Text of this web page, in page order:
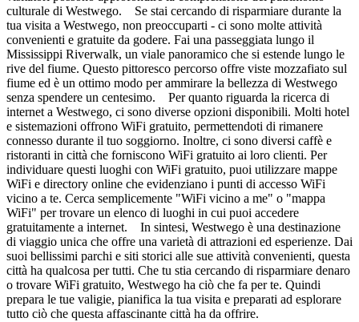
culturale di Westwego. Se stai cercando di risparmiare durante la
tua visita a Westwego, non preoccuparti - ci sono molte attività
convenienti e gratuite da godere. Fai una passeggiata lungo il
Mississippi Riverwalk, un viale panoramico che si estende lungo le
rive del fiume. Questo pittoresco percorso offre viste mozzafiato sul
fiume ed è un ottimo modo per ammirare la bellezza di Westwego
senza spendere un centesimo. Per quanto riguarda la ricerca di
internet a Westwego, ci sono diverse opzioni disponibili. Molti hotel
e sistemazioni offrono WiFi gratuito, permettendoti di rimanere
connesso durante il tuo soggiorno. Inoltre, ci sono diversi caffè e
ristoranti in città che forniscono WiFi gratuito ai loro clienti. Per
individuare questi luoghi con WiFi gratuito, puoi utilizzare mappe
WiFi e directory online che evidenziano i punti di accesso WiFi
vicino a te. Cerca semplicemente "WiFi vicino a me" o "mappa
WiFi" per trovare un elenco di luoghi in cui puoi accedere
gratuitamente a internet. In sintesi, Westwego è una destinazione
di viaggio unica che offre una varietà di attrazioni ed esperienze. Dai
suoi bellissimi parchi e siti storici alle sue attività convenienti, questa
città ha qualcosa per tutti. Che tu stia cercando di risparmiare denaro
o trovare WiFi gratuito, Westwego ha ciò che fa per te. Quindi
prepara le tue valigie, pianifica la tua visita e preparati ad esplorare
tutto ciò che questa affascinante città ha da offrire.